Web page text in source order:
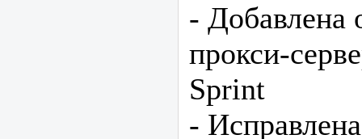
- Добавлена
прокси-
Sprint
-